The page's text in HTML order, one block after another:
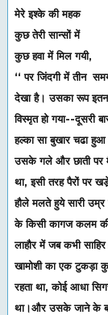
मेरे इश्के की महक
कुछ तेरी सान्सों में
कुछ हवा में मिल गयी,
‘‘ पर जिंदगी में तीन
देखा है। उसका रूप
विस्मृत हो गया--दूसरी
हल्का सा बुखार चढा
उसके गले और छाती पर
था, इसी तरह पैरों पर
हौले मलते हुये सारी
के किसी कागज कलम
लाहौर में जब कभी
खामोशी का एक टुकड़ा
रहता था, कोई आधा
था।और उसके जाने के